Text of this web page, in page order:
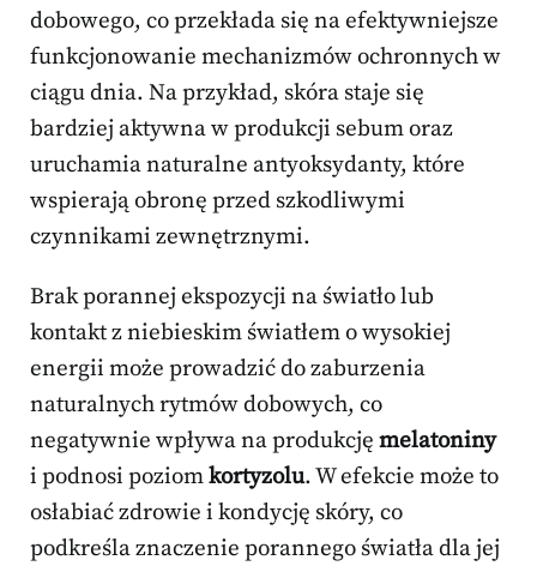
dobowego, co przekłada się na efektywniejsze
funkcjonowanie mechanizmów ochronnych w
ciągu dnia. Na przykład, skóra staje się
bardziej aktywna w produkcji sebum oraz
uruchamia naturalne antyoksydanty, które
wspierają obronę przed szkodliwymi
czynnikami zewnętrznymi.
Brak porannej ekspozycji na światło lub
kontakt z niebieskim światłem o wysokiej
energii może prowadzić do zaburzenia
naturalnych rytmów dobowych, co
negatywnie wpływa na produkcję melatoniny
i podnosi poziomkortyzolu. W efekcie może to
osłabiać zdrowie i kondycję skóry, co
podkreśla znaczenie porannego światła dla jej